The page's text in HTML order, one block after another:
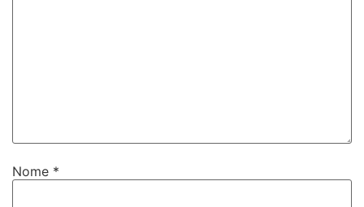
Nome *